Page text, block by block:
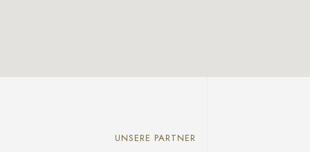
UNSERE PARTNER